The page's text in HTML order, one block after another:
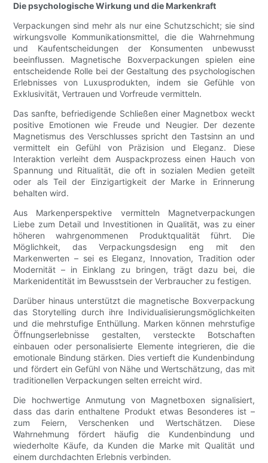
Die psychologische Wirkung und die Markenkraft
Verpackungen sind mehr als nur eine Schutzschicht; sie sind
wirkungsvolle Kommunikationsmittel, die die Wahrnehmung
und Kaufentscheidungen der Konsumenten unbewusst
beeinflussen. Magnetische Boxverpackungen spielen eine
entscheidende Rolle bei der Gestaltung des psychologischen
Erlebnisses von Luxusprodukten, indem sie Gefühle von
Exklusivität, Vertrauen und Vorfreude vermitteln.
Das sanfte, befriedigende Schließen einer Magnetbox weckt
positive Emotionen wie Freude und Neugier. Der dezente
Magnetismus des Verschlusses spricht den Tastsinn an und
vermittelt ein Gefühl von Präzision und Eleganz. Diese
Interaktion verleiht dem Auspackprozess einen Hauch von
Spannung und Ritualität, die oft in sozialen Medien geteilt
oder als Teil der Einzigartigkeit der Marke in Erinnerung
behalten wird.
Aus Markenperspektive vermitteln Magnetverpackungen
Liebe zum Detail und Investitionen in Qualität, was zu einer
höheren wahrgenommenen Produktqualität führt. Die
Möglichkeit, das Verpackungsdesign eng mit den
Markenwerten – sei es Eleganz, Innovation, Tradition oder
Modernität – in Einklang zu bringen, trägt dazu bei, die
Markenidentität im Bewusstsein der Verbraucher zu festigen.
Darüber hinaus unterstützt die magnetische Boxverpackung
das Storytelling durch ihre Individualisierungsmöglichkeiten
und die mehrstufige Enthüllung. Marken können mehrstufige
Öffnungserlebnisse gestalten, versteckte Botschaften
einbauen oder personalisierte Elemente integrieren, die die
emotionale Bindung stärken. Dies vertieft die Kundenbindung
und fördert ein Gefühl von Nähe und Wertschätzung, das mit
traditionellen Verpackungen selten erreicht wird.
Die hochwertige Anmutung von Magnetboxen signalisiert,
dass das darin enthaltene Produkt etwas Besonderes ist –
zum Feiern, Verschenken und Wertschätzen. Diese
Wahrnehmung fördert häufig die Kundenbindung und
wiederholte Käufe, da Kunden die Marke mit Qualität und
einem durchdachten Erlebnis verbinden.